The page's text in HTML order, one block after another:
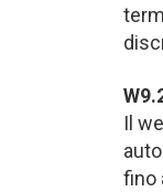
Il
fino